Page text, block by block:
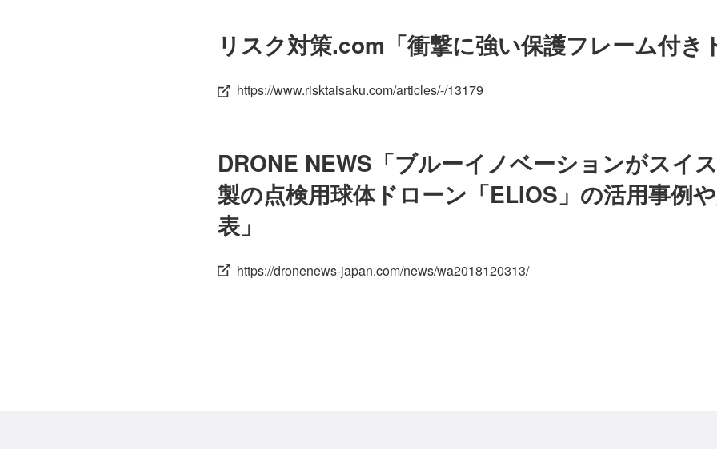
リスク対策.com「衝撃に強い保護フレーム付き
https://www.risktaisaku.com/articles/-/13179
DRONE NEWS「ブルーイノベーションがスイ
製の点検用球体ドローン「ELIOS」の活用事例
表」
https://dronenews-japan.com/news/wa2018120313/